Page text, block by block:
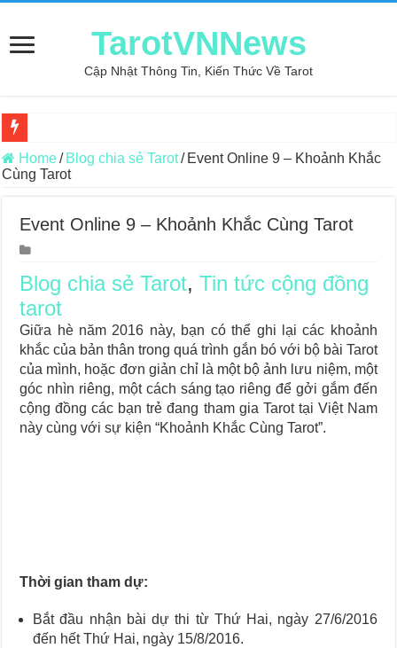
TarotVNNews
Cập Nhật Thông Tin, Kiến Thức Về Tarot
Review may áo thun tại xưởng may Dony
Top 5 Cuốn Sách Hướng Dẫn Đọc Bài Tarot Bằng Tiếng Việt
Konxari Cards – Trải Nghiệm Kết Nối Với Thế Giới Tâm Linh
Querent Tìm Đến Nhiều Tarot Reader Nhưng Không Thấy Thỏa
Journey Of Love Oracle – Lá Số 70: Heaven
Journey Of Love Oracle – Lá Số 69: Contemplation
Journey Of Love Oracle – Lá Số 68: Drop Into Your Heart
Journey Of Love Oracle – Lá Số 67: The Swan
Journey Of Love Oracle – Lá Số 66: Coming Together
Journey Of Love Oracle – Lá Số 65: The Breaking
Home/ Blog chia sẻ Tarot/ Event Online 9 – Khoảnh Khắc
Cùng Tarot
Event Online 9 – Khoảnh Khắc Cùng Tarot
Blog chia sẻ Tarot,Tin tức cộng đồng
tarot
Giữa hè năm 2016 này, bạn có thể ghi lại các khoảnh
khắc của bản thân trong quá trình gắn bó với bộ bài Tarot
của mình, hoặc đơn giản chỉ là một bộ ảnh lưu niệm, một
góc nhìn riêng, một cách sáng tạo riêng để gởi gắm đến
cộng đồng các bạn trẻ đang tham gia Tarot tại Việt Nam
này cùng với sự kiện “Khoảnh Khắc Cùng Tarot”.
Thời gian tham dự:
Bắt đầu nhận bài dự thi từ Thứ Hai, ngày 27/6/2016
đến hết Thứ Hai, ngày 15/8/2016.